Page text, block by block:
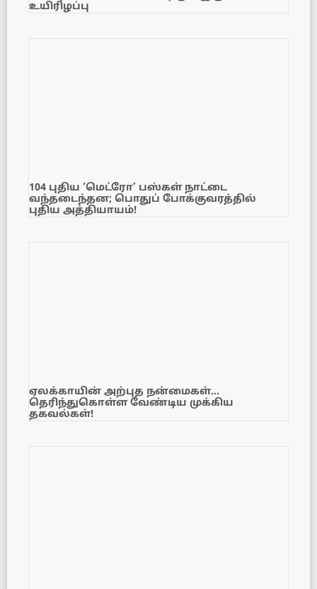
உயிரிழப்பு
104 புதிய ‘மெட்ரோ’ பஸ்கள் நாட்டை
வந்தடைந்தன; பொதுப் போக்குவரத்தில்
புதிய அத்தியாயம்!
ஏலக்காயின் அற்புத நன்மைகள்…
தெரிந்துகொள்ள வேண்டிய முக்கிய
தகவல்கள்!